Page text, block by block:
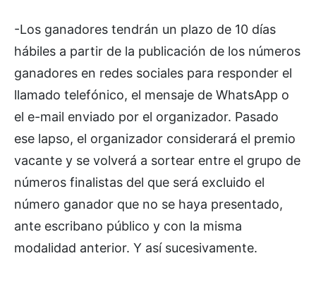
-Los ganadores tendrán un plazo de 10 días
hábiles a partir de la publicación de los números
ganadores en redes sociales para responder el
llamado telefónico, el mensaje de WhatsApp o
el e-mail enviado por el organizador. Pasado
ese lapso, el organizador considerará el premio
vacante y se volverá a sortear entre el grupo de
números finalistas del que será excluido el
número ganador que no se haya presentado,
ante escribano público y con la misma
modalidad anterior. Y así sucesivamente.